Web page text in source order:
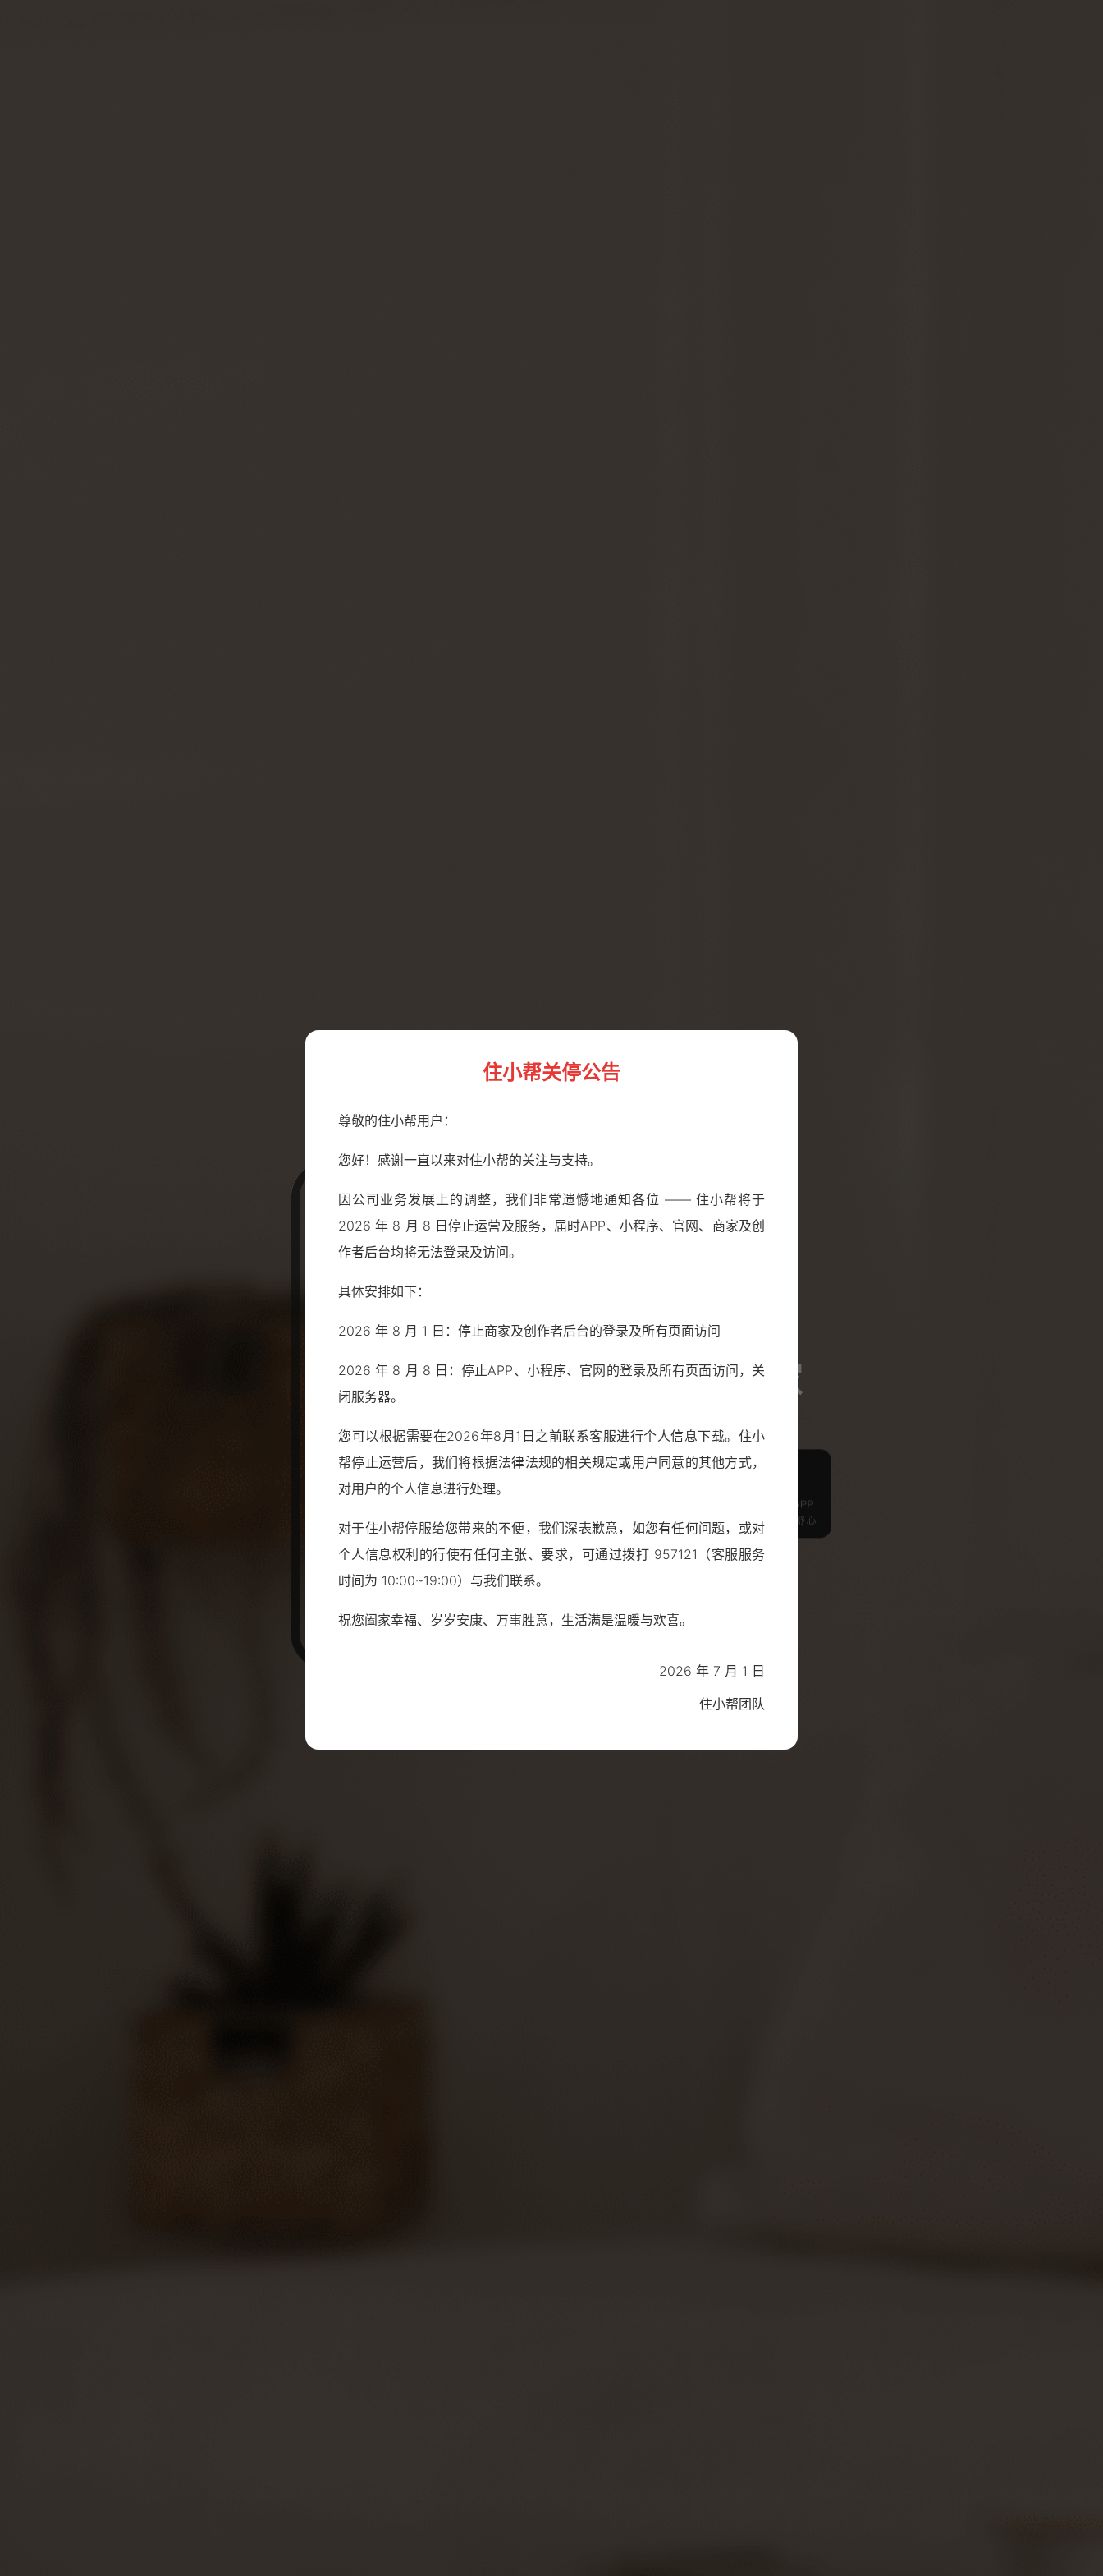
住小帮关停公告
尊敬的住小帮用户：
您好！感谢一直以来对住小帮的关注与支持。
因公司业务发展上的调整，我们非常遗憾地通知各位 —— 住小帮将于
2026 年 8 月 8 日停止运营及服务，届时APP、小程序、官网、商家及创
作者后台均将无法登录及访问。
具体安排如下：
2026 年 8 月 1 日：停止商家及创作者后台的登录及所有页面访问
2026 年 8 月 8 日：停止APP、小程序、官网的登录及所有页面访问，关
闭服务器。
您可以根据需要在2026年8月1日之前联系客服进行个人信息下载。住小
帮停止运营后，我们将根据法律法规的相关规定或用户同意的其他方式，
对用户的个人信息进行处理。
对于住小帮停服给您带来的不便，我们深表歉意，如您有任何问题，或对
个人信息权利的行使有任何主张、要求，可通过拨打 957121（客服服务
时间为 10:00~19:00）与我们联系。
祝您阖家幸福、岁岁安康、万事胜意，生活满是温暖与欢喜。
2026 年 7 月 1 日
住小帮团队
住小帮
轻松住好家